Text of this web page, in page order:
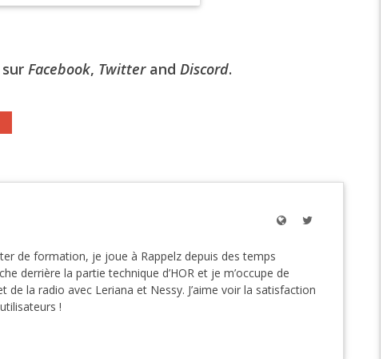
EPIC 6.2 : GOLDEN
EPIC 7.1 : BREATH
EPIC 8.1 : RAGE DU
EPIC 8.3 : PRÉSAGE
Facebook, Twitterand Discord.
de formation, je joue à Rappelz depuis des temps
derrière la partie technique d’HOR et je m’occupe de
de la radio avec Leriana et Nessy. J’aime voir la satisfaction
!